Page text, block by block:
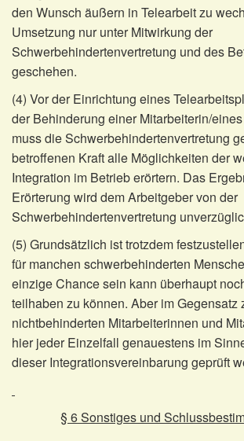
den Wunsch äußern in Telearbeit zu
Umsetzung nur unter Mitwirkung der
Schwerbehindertenvertretung und des
geschehen.
(4) Vor der Einrichtung eines
der Behinderung einer Mitarbeiterin/
muss die Schwerbehindertenvertretung
betroffenen Kraft alle Möglichkeiten der
Integration im Betrieb erörtern. Das
Erörterung wird dem Arbeitgeber von der
Schwerbehindertenvertretung
(5) Grundsätzlich ist trotzdem
für manchen schwerbehinderten
einzige Chance sein kann überhaupt
teilhaben zu können. Aber im Gegensatz
nichtbehinderten Mitarbeiterinnen und
hier jeder Einzelfall genauestens im
dieser Integrationsvereinbarung geprüft
§ 6 Sonstiges und